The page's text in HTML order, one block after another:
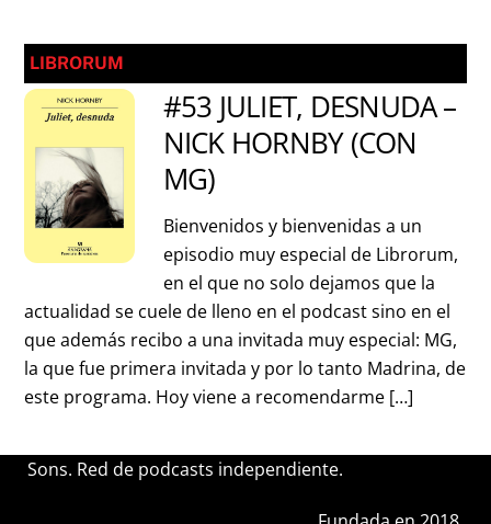
LIBRORUM
#53 JULIET, DESNUDA –
NICK HORNBY (CON
MG)
Bienvenidos y bienvenidas a un
episodio muy especial de Librorum,
en el que no solo dejamos que la
actualidad se cuele de lleno en el podcast sino en el
que además recibo a una invitada muy especial: MG,
la que fue primera invitada y por lo tanto Madrina, de
este programa. Hoy viene a recomendarme […]
Sons. Red de podcasts independiente.